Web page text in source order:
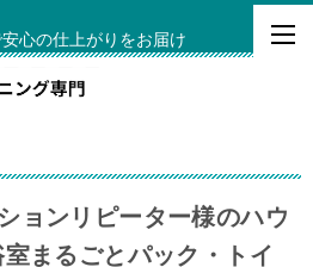
心の仕上がりをお届け
ョンリピーター様のハウ
まるごとパック・トイ